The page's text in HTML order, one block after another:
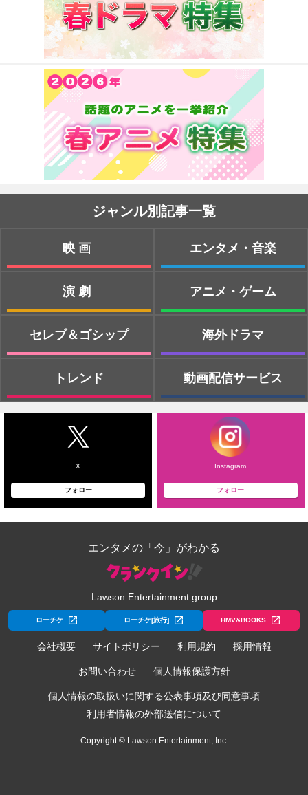
ジャンル別記事一覧
映画
演劇
セレブ＆ゴシップ
トレンド
エンタメ・音楽
アニメ・ゲーム
海外ドラマ
動画配信サービス
X
フォロー
Instagram
フォロー
エンタメの「今」がわかる
Lawson Entertainment group
ローチケ ローチケ[旅行] HMV&BOOKS
会社概要 サイトポリシー 利用規約 採用情報
お問い合わせ 個人情報保護方針
個人情報の取扱いに関する公表事項及び同意事項
利用者情報の外部送信について
Copyright © Lawson Entertainment, Inc.